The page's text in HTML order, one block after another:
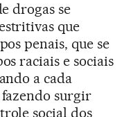
drogas se
que
penais, que se
raciais e sociais
a cada
surgir
social dos